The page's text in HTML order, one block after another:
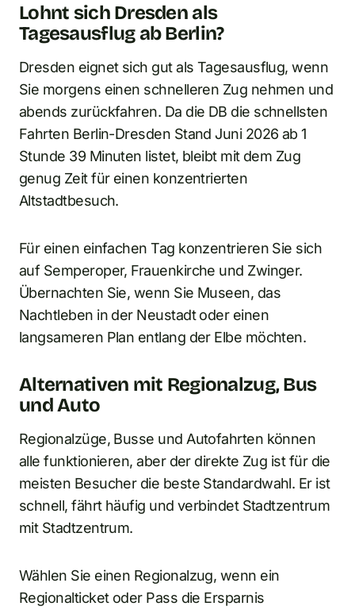
Lohnt sich Dresden als
Tagesausflug ab Berlin?
Dresden eignet sich gut als Tagesausflug, wenn
Sie morgens einen schnelleren Zug nehmen und
abends zurückfahren. Da die DB die schnellsten
Fahrten Berlin-Dresden Stand Juni 2026 ab 1
Stunde 39 Minuten listet, bleibt mit dem Zug
genug Zeit für einen konzentrierten
Altstadtbesuch.
Für einen einfachen Tag konzentrieren Sie sich
auf Semperoper, Frauenkirche und Zwinger.
Übernachten Sie, wenn Sie Museen, das
Nachtleben in der Neustadt oder einen
langsameren Plan entlang der Elbe möchten.
Alternativen mit Regionalzug, Bus
und Auto
Regionalzüge, Busse und Autofahrten können
alle funktionieren, aber der direkte Zug ist für die
meisten Besucher die beste Standardwahl. Er ist
schnell, fährt häufig und verbindet Stadtzentrum
mit Stadtzentrum.
Wählen Sie einen Regionalzug, wenn ein
Regionalticket oder Pass die Ersparnis